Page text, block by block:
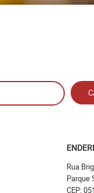
Rua
Parque
CEP: